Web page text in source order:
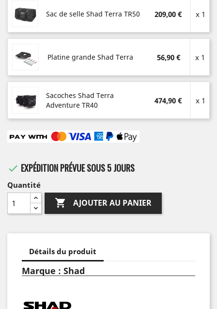
Sac de selle Shad Terra TR50 209,00 € x 1
Platine grande Shad Terra 56,90 € x 1
Sacoches Shad Terra
Adventure TR40
474,90 € x 1
 EXPÉDITION PRÉVUE SOUS 5 JOURS
Quantité
 AJOUTER AU PANIER
Détails du produit
Marque : Shad